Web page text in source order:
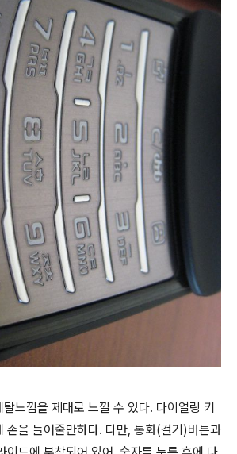
느낌을 제대로 느낄 수 있다. 다이얼링 키
손을 들어줄만하다. 다만, 통화(걸기)버튼과